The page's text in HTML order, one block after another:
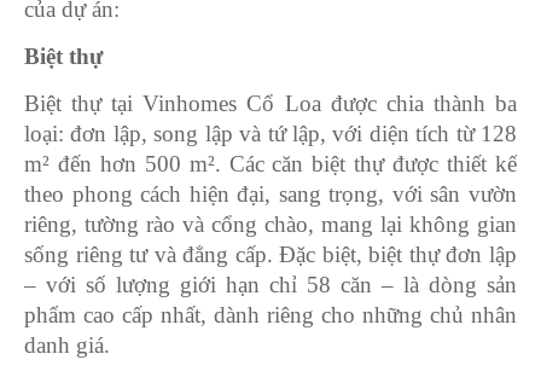
của dự án:
Biệt thự
Biệt thự tại Vinhomes Cổ Loa được chia thành ba
loại: đơn lập, song lập và tứ lập, với diện tích từ 128
m² đến hơn 500 m². Các căn biệt thự được thiết kế
theo phong cách hiện đại, sang trọng, với sân vườn
riêng, tường rào và cổng chào, mang lại không gian
sống riêng tư và đẳng cấp. Đặc biệt, biệt thự đơn lập
– với số lượng giới hạn chỉ 58 căn – là dòng sản
phẩm cao cấp nhất, dành riêng cho những chủ nhân
danh giá.